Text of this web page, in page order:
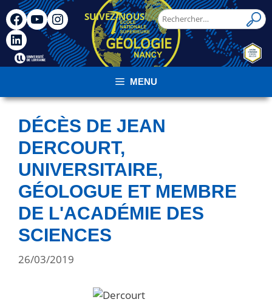
SUIVEZ-NOUS
!
MENU
DÉCÈS DE JEAN
DERCOURT,
UNIVERSITAIRE,
GÉOLOGUE ET MEMBRE
DE L'ACADÉMIE DES
SCIENCES
26/03/2019